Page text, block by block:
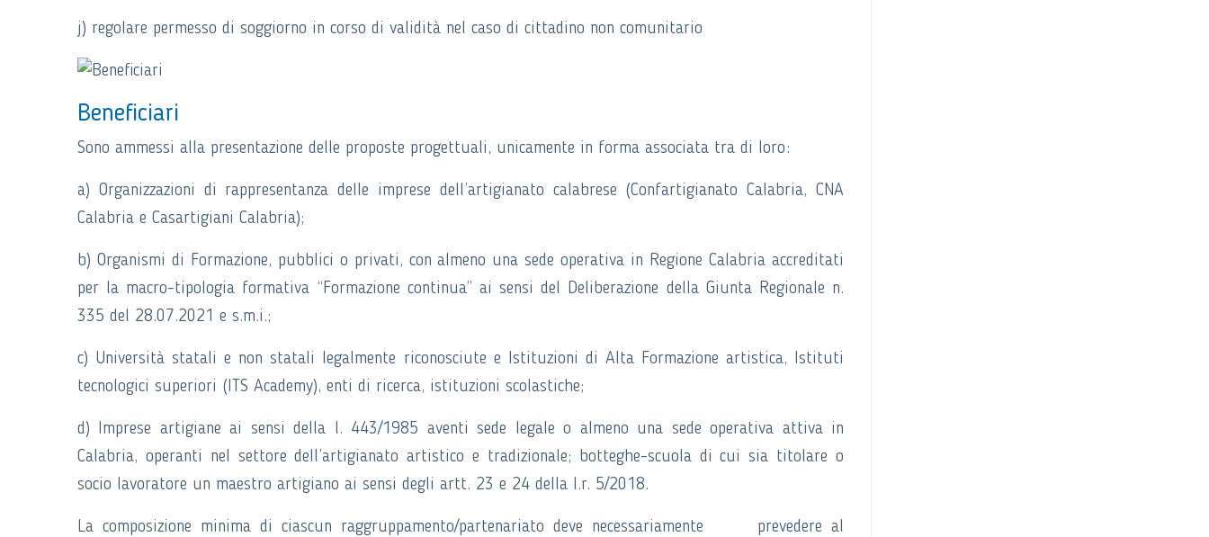
j) regolare permesso di soggiorno in corso di validità nel caso di cittadino non comunitario
Beneficiari
Sono ammessi alla presentazione delle proposte progettuali, unicamente in forma associata tra di loro:
a) Organizzazioni di rappresentanza delle imprese dell’artigianato calabrese (Confartigianato Calabria, CNA
Calabria e Casartigiani Calabria);
b) Organismi di Formazione, pubblici o privati, con almeno una sede operativa in Regione Calabria accreditati
per la macro-tipologia formativa “Formazione continua” ai sensi del Deliberazione della Giunta Regionale n.
335 del 28.07.2021 e s.m.i.;
c) Università statali e non statali legalmente riconosciute e Istituzioni di Alta Formazione artistica, Istituti
tecnologici superiori (ITS Academy), enti di ricerca, istituzioni scolastiche;
d) Imprese artigiane ai sensi della l. 443/1985 aventi sede legale o almeno una sede operativa attiva in
Calabria, operanti nel settore dell’artigianato artistico e tradizionale; botteghe-scuola di cui sia titolare o
socio lavoratore un maestro artigiano ai sensi degli artt. 23 e 24 della l.r. 5/2018.
La composizione minima di ciascun raggruppamento/partenariato deve necessariamente prevedere al